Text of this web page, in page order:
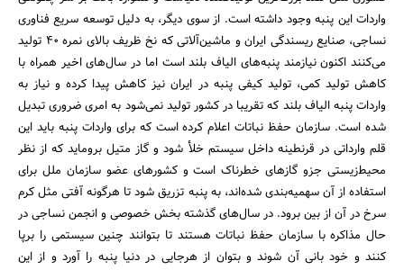
واردات این پنبه وجود داشته است. از سوی دیگر، به دلیل توسعه سریع فناوری
نساجی، صنایع ریسندگی ایران و ماشین‌آلاتی که نخ ظریف بالای نمره 40 تولید
می‌کنند اکنون نیازمند پنبه‌های الیاف بلند است اما در سال‌های اخیر همراه با
کاهش تولید کمی، تولید کیفی پنبه در ایران نیز کاهش پیدا کرده و نیاز به
واردات پنبه الیاف بلند که تقریبا در کشور تولید نمی‌شود به امری ضروری تبدیل
شده است. سازمان حفظ نباتات اعلام کرده است که برای واردات پنبه باید این
قلم وارداتی در قرنطینه داخل سیستم خلأ شود و گاز متیل بروماید که از نظر
محیط‌زیستی جزو گازهای خطرناک است و کشورهای عضو سازمان ملل برای
استفاده از آن سهمیه‌بندی شده‌اند، به پنبه تزریق شود تا هرگونه آفتی مثل کرم
سرخ در آن از بین برود. در سال‌های گذشته بخش خصوصی و انجمن نساجی در
حال مذاکره با سازمان حفظ نباتات هستند تا بتوانند چنین سیستمی را برپا
کنند و خود بانی آن شوند و بتوان از هرجایی در دنیا پنبه را آورد و از این